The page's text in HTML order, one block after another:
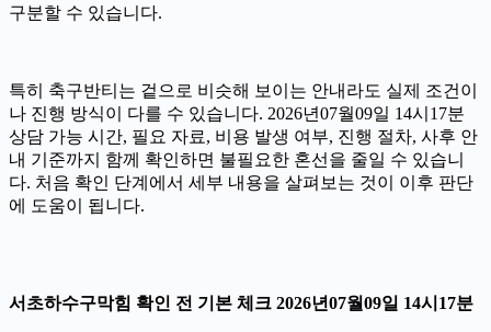
구분할 수 있습니다.
특히 축구반티는 겉으로 비슷해 보이는 안내라도 실제 조건이
나 진행 방식이 다를 수 있습니다. 2026년07월09일 14시17분
상담 가능 시간, 필요 자료, 비용 발생 여부, 진행 절차, 사후 안
내 기준까지 함께 확인하면 불필요한 혼선을 줄일 수 있습니
다. 처음 확인 단계에서 세부 내용을 살펴보는 것이 이후 판단
에 도움이 됩니다.
서초하수구막힘 확인 전 기본 체크 2026년07월09일 14시17분